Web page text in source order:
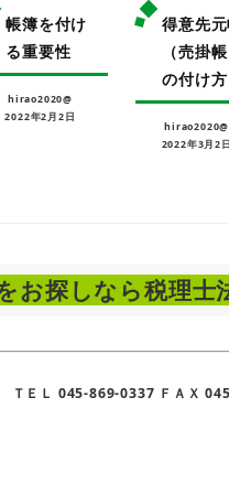
帳簿を付け
る重要性
hirao2020@
2022年2月2日
得意先
（売掛帳
の付け方
hirao2020@
2022年3月2日
お探しなら税理士
ＥＬ 045-869-0337 ＦＡＸ